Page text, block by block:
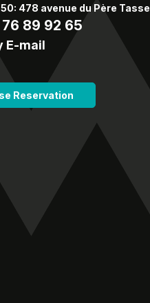
478 avenue du Père Tasse
89 92 65
E-mail
Reservation